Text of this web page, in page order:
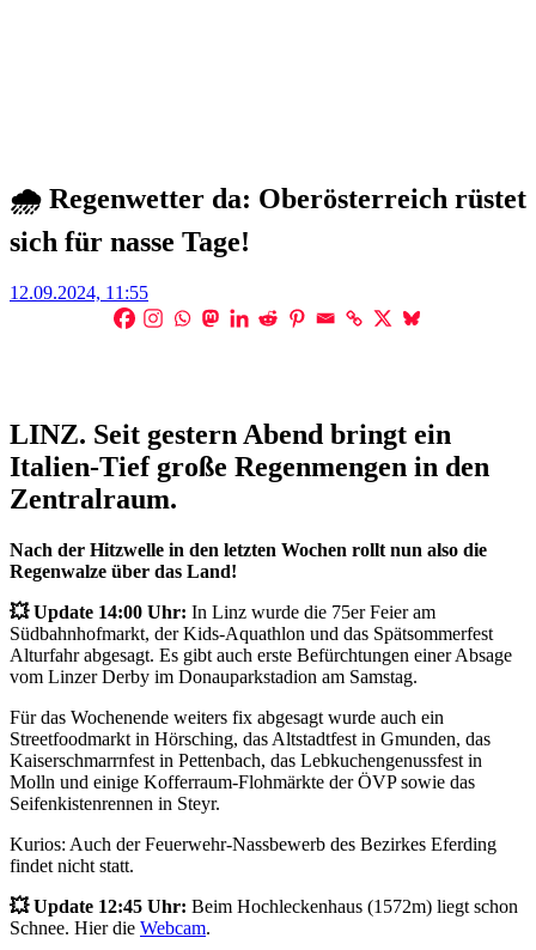
🌧️ Regenwetter da: Oberösterreich rüstet
sich für nasse Tage!
Posted
12.09.2024, 11:55
LINZ. Seit gestern Abend bringt ein
Italien-Tief große Regenmengen in den
Zentralraum.
Nach der Hitzwelle in den letzten Wochen rollt nun also die
Regenwalze über das Land!
💥 Update 14:00 Uhr: In Linz wurde die 75er Feier am
Südbahnhofmarkt, der Kids-Aquathlon und das Spätsommerfest
Alturfahr abgesagt. Es gibt auch erste Befürchtungen einer Absage
vom Linzer Derby im Donauparkstadion am Samstag.
Für das Wochenende weiters fix abgesagt wurde auch ein
Streetfoodmarkt in Hörsching, das Altstadtfest in Gmunden, das
Kaiserschmarrnfest in Pettenbach, das Lebkuchengenussfest in
Molln und einige Kofferraum-Flohmärkte der ÖVP sowie das
Seifenkistenrennen in Steyr.
Kurios: Auch der Feuerwehr-Nassbewerb des Bezirkes Eferding
findet nicht statt.
💥 Update 12:45 Uhr: Beim Hochleckenhaus (1572m) liegt schon
Schnee. Hier die Webcam.